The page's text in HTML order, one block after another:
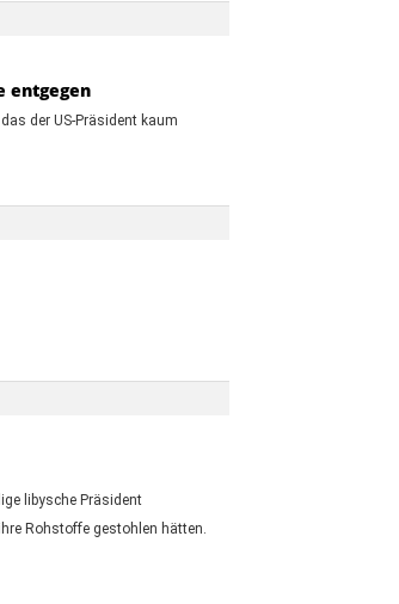
entgegen
der US-Präsident kaum
libysche Präsident
Rohstoffe gestohlen hätten.